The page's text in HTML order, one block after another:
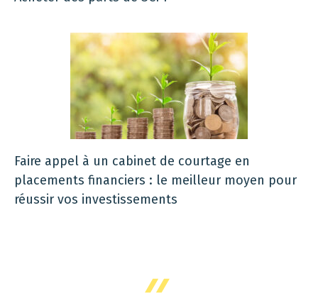
Faire appel à un cabinet de courtage en
placements financiers : le meilleur moyen pour
réussir vos investissements